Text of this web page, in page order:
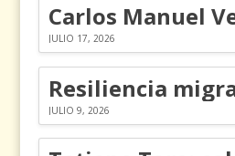
JULIO 17, 2026
JULIO 9, 2026